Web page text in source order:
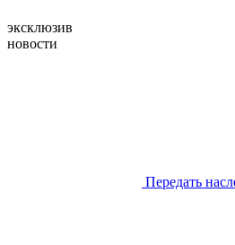
эксклюзив
новости
Передать